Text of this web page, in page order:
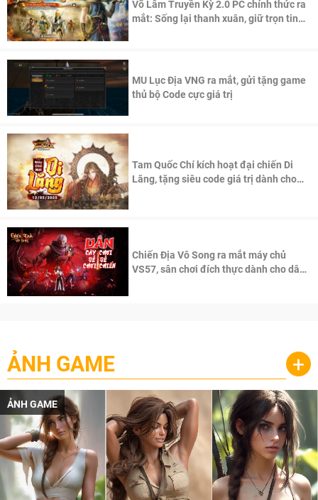
Võ Lâm Truyền Kỳ 2.0 PC chính thức ra
mắt: Sống lại thanh xuân, giữ trọn tinh
MU Lục Địa VNG ra mắt, gửi tặng game
thủ bộ Code cực giá trị
Tam Quốc Chí kích hoạt đại chiến Di
Lăng, tặng siêu code giá trị dành cho
Chiến Địa Vô Song ra mắt máy chủ
VS57, sân chơi đích thực dành cho dân
ẢNH GAME +
ẢNH GAME